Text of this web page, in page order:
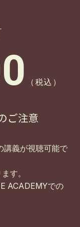
（税込）
ご注意
講義が視聴可能で
す。
ACADEMYでの